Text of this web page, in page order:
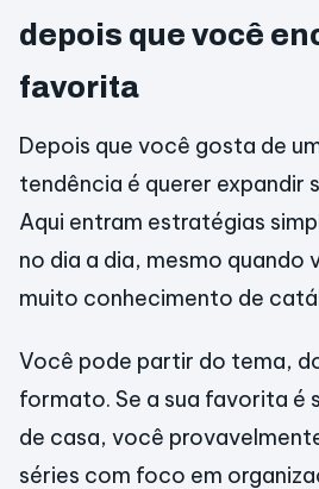
depois que você
favorita
Depois que você gosta de
tendência é querer expandir
Aqui entram estratégias
no dia a dia, mesmo quando
muito conhecimento de
Você pode partir do tema,
formato. Se a sua favorita é
de casa, você
séries com foco em